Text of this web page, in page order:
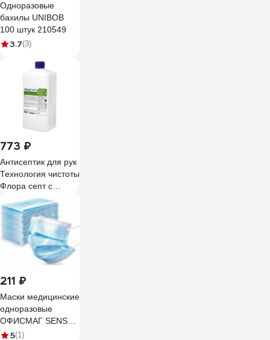
Одноразовые
бахилы UNIBOB
100 штук 210549
3.7(3)
773 ₽
Антисептик для рук
Технология чистоты
Флора септ с
дозатором на
спиртовой основе,
обеззараживание
перчаток 1 л 131.1
211 ₽
Маски медицинские
одноразовые
ОФИСМАГ SENSE
50шт 3-х слойные,
5(1)